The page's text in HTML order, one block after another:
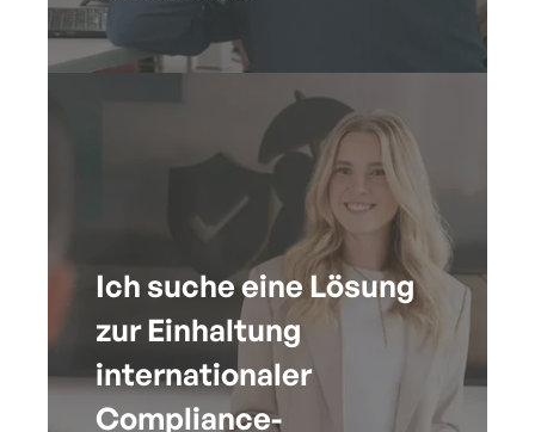
Ich suche eine Lösung
zur Einhaltung
internationaler
Compliance-